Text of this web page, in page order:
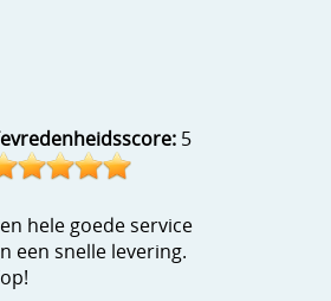
machines
grids
kijkje
5
hele goede service
een snelle levering.